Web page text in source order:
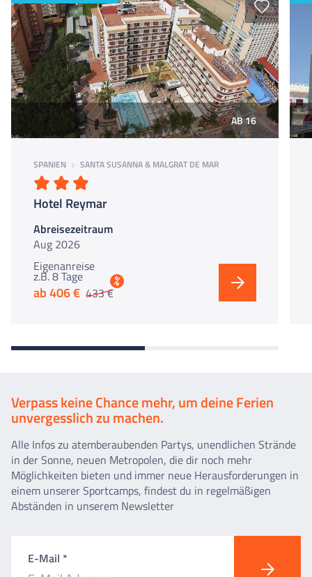
AB 16
SPANIEN SANTA SUSANNA & MALGRAT DE MAR
Hotel Reymar
Abreisezeitraum
Aug 2026
Eigenanreise
z.B. 8 Tage
ab 406 € 433 €
%
Verpass keine Chance mehr, um deine Ferien
unvergesslich zu machen.
Alle Infos zu atemberaubenden Partys, unendlichen Strände
in der Sonne, neuen Metropolen, die dir noch mehr
Möglichkeiten bieten und immer neue Herausforderungen in
einem unserer Sportcamps, findest du in regelmäßigen
Abständen in unserem Newsletter
E-Mail *